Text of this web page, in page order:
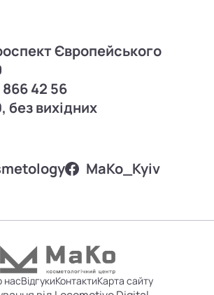
Європейського
42 56
без вихідних
MаKo_Kyiv
насВідгукиКонтактиКарта сайту